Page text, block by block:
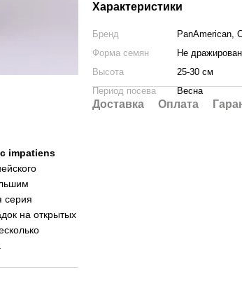
impatiens
серия
на открытых
Характеристики
Бренд
PanAmerican,
Форма семян
Не
Высота
25-30 см
Период посева
Весна
Доставка Оплата